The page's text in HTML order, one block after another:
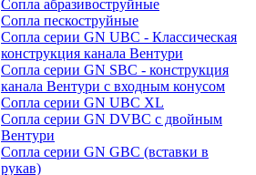
Сопла абразивоструйные
Сопла пескоструйные
Сопла серии GN UBC - Классическая
конструкция канала Вентури
Сопла серии GN SBC - конструкция
канала Вентури c входным конусом
Сопла серии GN UBC XL
Сопла серии GN DVBC с двойным
Вентури
Сопла серии GN GBC (вставки в
рукав)